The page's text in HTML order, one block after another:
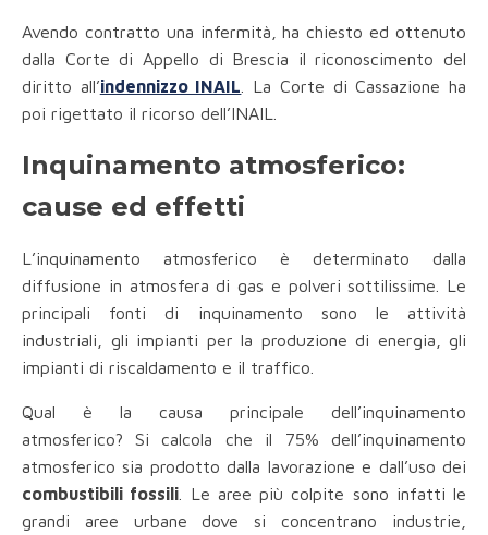
Avendo contratto una infermità, ha chiesto ed ottenuto
dalla Corte di Appello di Brescia il riconoscimento del
diritto all’indennizzo INAIL . La Corte di Cassazione ha
poi rigettato il ricorso dell’INAIL.
Inquinamento atmosferico:
cause ed effetti
L’inquinamento atmosferico è determinato dalla
diffusione in atmosfera di gas e polveri sottilissime. Le
principali fonti di inquinamento sono le attività
industriali, gli impianti per la produzione di energia, gli
impianti di riscaldamento e il traffico.
Qual è la causa principale dell’inquinamento
atmosferico?
Si calcola che il 75% dell’inquinamento
atmosferico sia prodotto dalla lavorazione e dall’uso dei
combustibili fossili . Le aree più colpite sono infatti le
grandi aree urbane dove si concentrano industrie,